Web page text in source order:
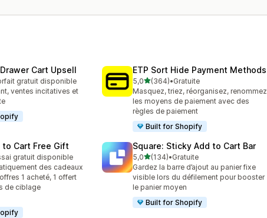
Cart Upsell
5
gratuit disponible
ventes incitatives et
ETP Sort Hide Payment Methods
5,0étoile(s) sur 5
(364)
364 avis au total
•Gratuite
Masquez, triez, réorganisez, renommez
les moyens de paiement avec des
règles de paiement
Built for Shopify
to Cart Free Gift
gratuit disponible
des cadeaux
1 acheté, 1 offert
de ciblage
Square: Sticky Add to Cart Bar
5,0étoile(s) sur 5
(134)
134 avis au total
•Gratuite
Gardez la barre d’ajout au panier fixe
visible lors du défilement pour booster
le panier moyen
Built for Shopify